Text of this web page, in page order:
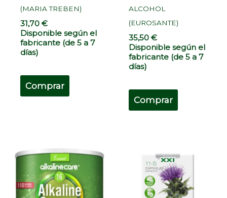
(MARIA TREBEN)
31,70€
Disponible según el
fabricante (de 5 a 7
días)
Comprar
ALCOHOL
(EUROSANTE)
35,50€
Disponible según el
fabricante (de 5 a 7
días)
Comprar